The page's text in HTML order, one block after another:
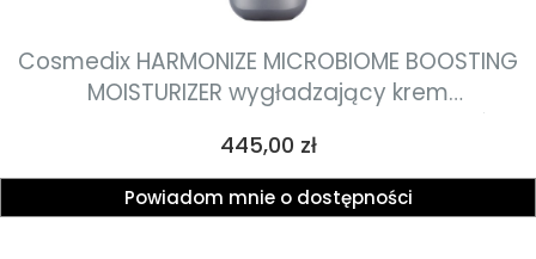
Cosmedix HARMONIZE MICROBIOME BOOSTING
MOISTURIZER wygładzający krem
wspomagający odbudowę mikroflory skóry
53ml
Cena
445,00 zł
Powiadom mnie o dostępności